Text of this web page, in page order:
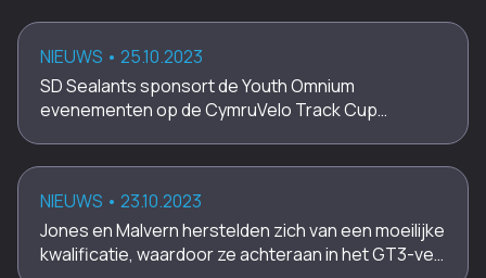
NIEUWS • 25.10.2023
SD Sealants sponsort de Youth Omnium
evenementen op de CymruVelo Track Cup…
NIEUWS • 23.10.2023
Jones en Malvern herstelden zich van een moeilijke
kwalificatie, waardoor ze achteraan in het GT3-ve…